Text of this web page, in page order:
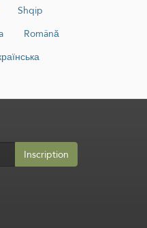
Shqip
Română
Inscription